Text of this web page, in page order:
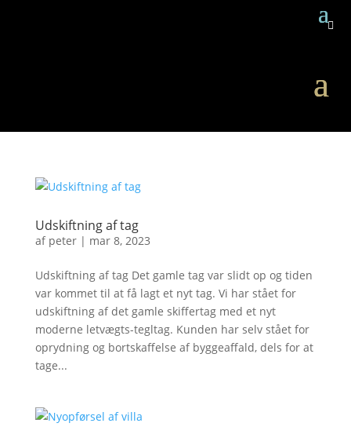

Udskiftning af tag
af peter| mar 8, 2023
Udskiftning af tag Det gamle tag var slidt op og tiden
var kommet til at få lagt et nyt tag. Vi har stået for
udskiftning af det gamle skiffertag med et nyt
moderne letvægts-tegltag. Kunden har selv stået for
oprydning og bortskaffelse af byggeaffald, dels for at
tage...